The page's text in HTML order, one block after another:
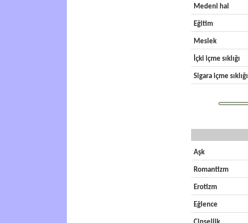
Medeni hal
Eğitim
Meslek
İçki içme sıklığı
Sigara içme sıklığı
Aşk
Romantizm
Erotizm
Eğlence